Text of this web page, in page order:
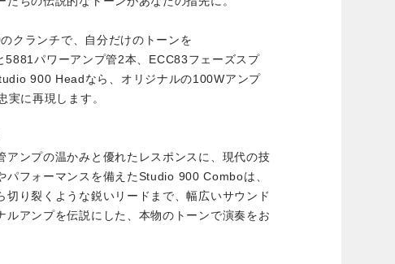
クランチで、自分だけのトーンを
5881パワーアンプ管2本、ECC83フェーズスプ
900 Headなら、オリジナルの100Wアンプ
実に再現します。
アンプの温かみと優れたレスポンスに、現代の技
パフォーマンスを備えたStudio 900 Comboは、
切り裂くような鋭いリードまで、幅広いサウンド
ルアンプを伝説にした、本物のトーンで演奏をお